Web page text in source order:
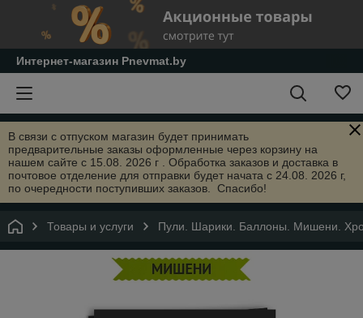
Интернет-магазин Pnevmat.by
В связи с отпуском магазин будет принимать
предварительные заказы оформленные через корзину на
нашем сайте с 15.08. 2026 г . Обработка заказов и доставка в
почтовое отделение для отправки будет начата с 24.08. 2026 г,
по очередности поступивших заказов. Спасибо!
Товары и услуги Пули. Шарики. Баллоны. Мишени.